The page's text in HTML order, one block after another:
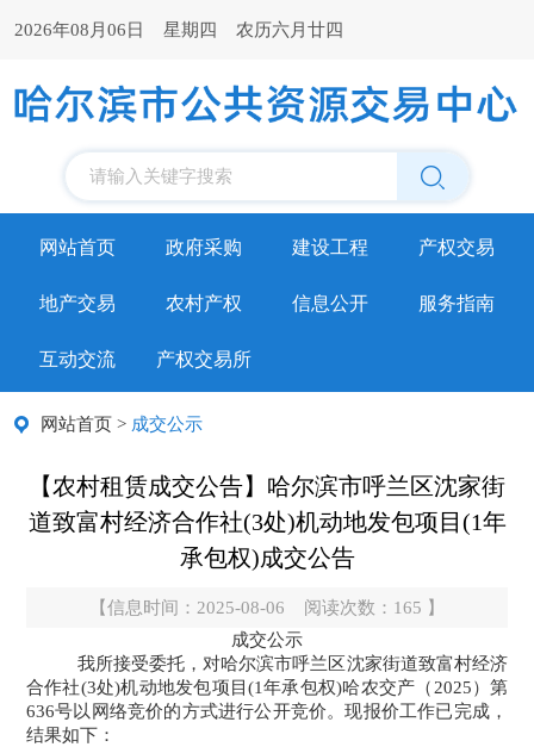
2026年08月06日 星期四 农历六月廿四
请输入关键字搜索
网站首页 政府采购 建设工程 产权交易
地产交易 农村产权 信息公开 服务指南
互动交流 产权交易所
网站首页 > 成交公示
【农村租赁成交公告】哈尔滨市呼兰区沈家街
道致富村经济合作社(3处)机动地发包项目(1年
承包权)成交公告
【信息时间：2025-08-06 阅读次数： 165 】
成交公示
我所接受委托，对哈尔滨市呼兰区沈家街道致富村经济
合作社(3处)机动地发包项目(1年承包权)哈农交产（2025）第
636号以网络竞价的方式进行公开竞价。现报价工作已完成，
结果如下：